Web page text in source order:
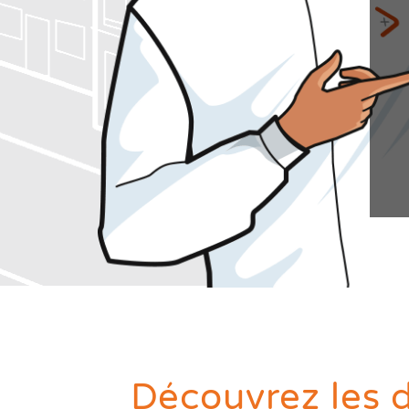
Diagnostics avant travaux
Mieux nous connaitre
Actualités
Faire un devis
Trouver une agence
Devenir franchisé
Offres d'emploi
Découvrez les